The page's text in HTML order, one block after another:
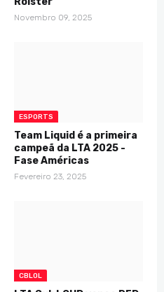
Novembro 09, 2025
ESPORTS
Team Liquid é a primeira
campeã da LTA 2025 -
Fase Américas
Fevereiro 23, 2025
CBLOL